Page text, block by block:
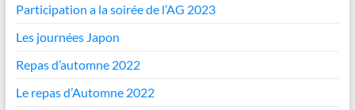
Participation a la soirée de l’AG 2023
Les journées Japon
Repas d’automne 2022
Le repas d’Automne 2022